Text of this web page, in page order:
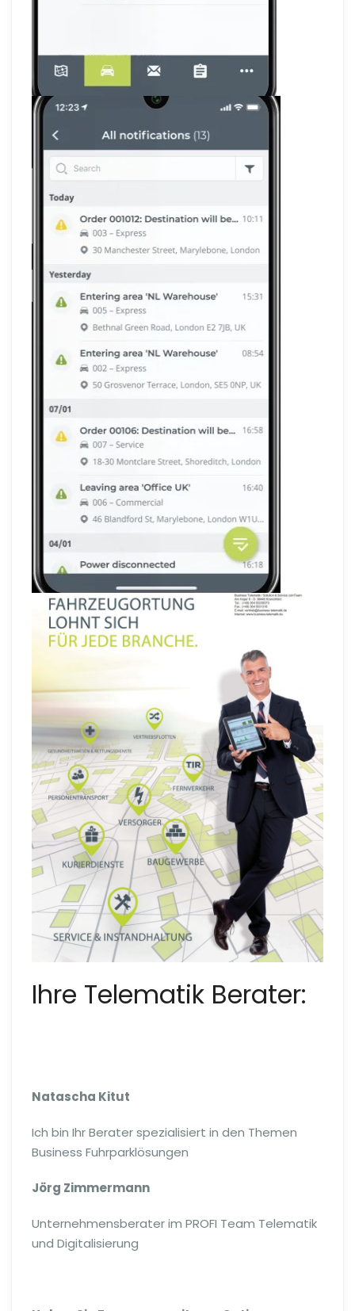
Ihre Telematik Berater:
Natascha Kitut
Ich bin Ihr Berater spezialisiert in den Themen
Business Fuhrparklösungen
Jörg Zimmermann
Unternehmensberater im PROFI Team Telematik
und Digitalisierung